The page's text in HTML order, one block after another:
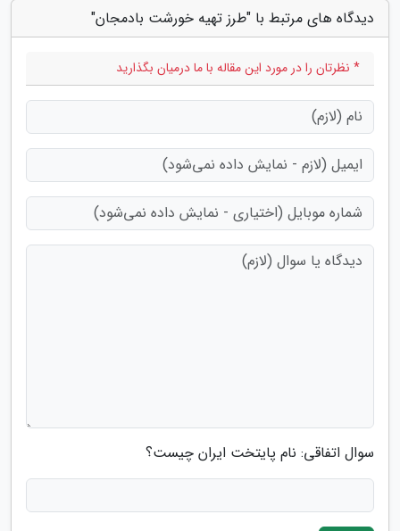
دیدگاه های مرتبط با "طرز تهیه خورشت بادمجان"
* نظرتان را در مورد این مقاله با ما درمیان بگذارید
سوال اتفاقی: نام پایتخت ایران چیست؟